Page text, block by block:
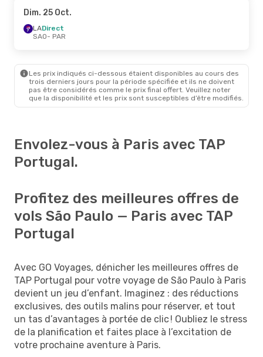
Dim. 25 Oct.
LADirect
SAO- PAR
Les prix indiqués ci-dessous étaient disponibles au cours des
trois derniers jours pour la période spécifiée et ils ne doivent
pas être considérés comme le prix final offert. Veuillez noter
que la disponibilité et les prix sont susceptibles d’être modifiés.
Envolez-vous à Paris avec TAP
Portugal.
Profitez des meilleures offres de
vols São Paulo — Paris avec TAP
Portugal
Avec GO Voyages, dénicher les meilleures offres de
TAP Portugal pour votre voyage de São Paulo à Paris
devient un jeu d’enfant. Imaginez : des réductions
exclusives, des outils malins pour réserver, et tout
un tas d’avantages à portée de clic ! Oubliez le stress
de la planification et faites place à l’excitation de
votre prochaine aventure à Paris.